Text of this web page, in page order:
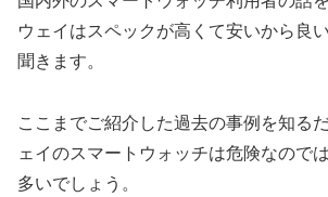
ウェイはスペックが高くて安いから良
聞きます。
ここまでご紹介した過去の事例を知る
ェイのスマートウォッチは危険なので
多いでしょう。